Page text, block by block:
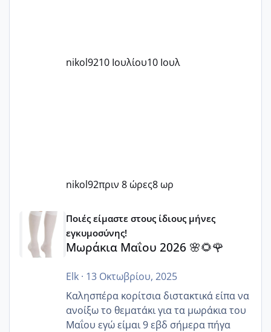
nikol9210 Ιουλίου10 Ιουλ
nikol92πριν 8 ώρες8 ωρ
Μωράκια Μαΐου 2026 🌸🌻🌹
Ποιές είμαστε στους ίδιους μήνες
εγκυμοσύνης!
Μωράκια Μαΐου 2026 🌸🌻🌹
Elk· 13 Οκτωβρίου, 2025
Καλησπέρα κορίτσια διστακτικά είπα να
ανοίξω το θεματάκι για τα μωράκια του
Μαΐου εγώ είμαι 9 εβδ σήμερα πήγα